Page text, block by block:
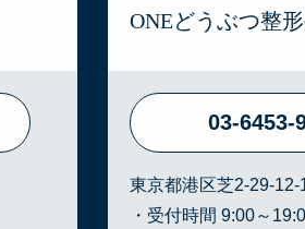
ONEどうぶつ整
03-6453-
東京都港区芝2-29-12-
・受付時間 9:00～